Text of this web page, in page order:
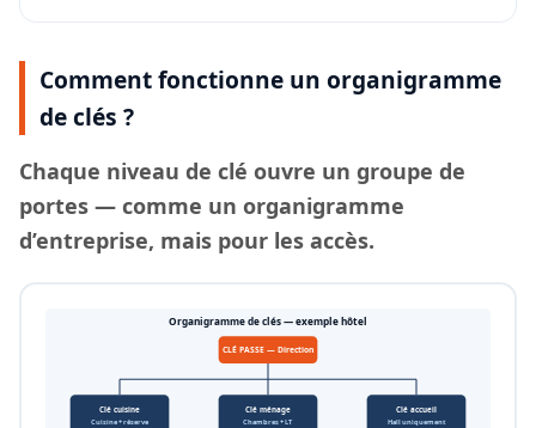
Comment fonctionne un organigramme
de clés ?
Chaque niveau de clé ouvre un groupe de
portes — comme un organigramme
d’entreprise, mais pour les accès.
Organigramme de clés — exemple hôtel
CLÉ PASSE — Direction
Clé cuisine
Cuisine + réserve
Clé ménage
Chambres + LT
Clé accueil
Hall uniquement